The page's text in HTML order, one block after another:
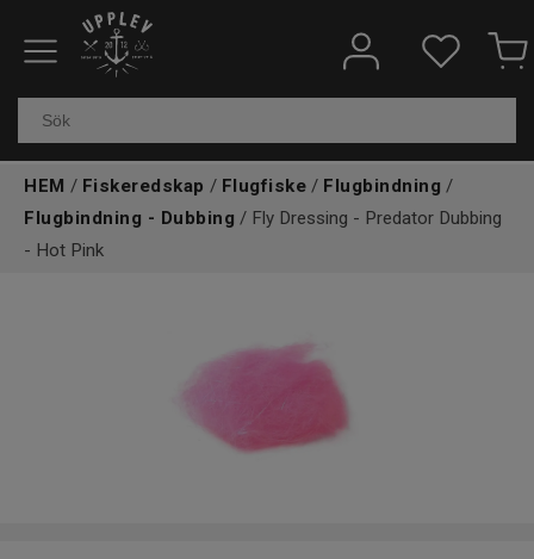
Fiskeredskap
Kläder & skor
HEM / Fiskeredskap / Flugfiske / Flugbindning /
Flugbindning - Dubbing / Fly Dressing - Predator Dubbing
- Hot Pink